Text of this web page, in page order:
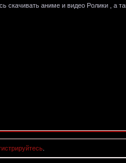
скачивать аниме и видео Ролики , а
.